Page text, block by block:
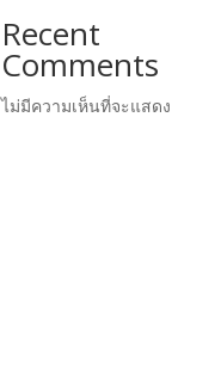
Recent
Comments
ไม่มีความเห็นที่จะแสดง